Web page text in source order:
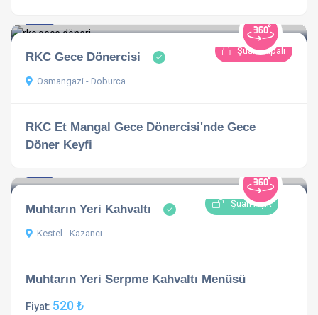
Şuan Kapalı
RKC Gece Dönercisi
Osmangazi - Doburca
RKC Et Mangal Gece Dönercisi'nde Gece
Döner Keyfi
Şuan Açık
Muhtarın Yeri Kahvaltı
Kestel - Kazancı
Muhtarın Yeri Serpme Kahvaltı Menüsü
Fiyat: 520 ₺